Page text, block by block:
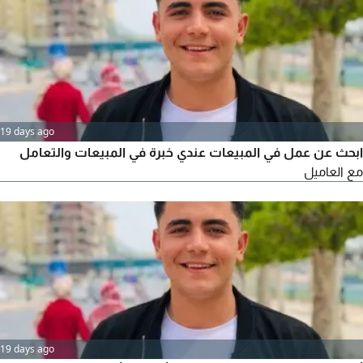
19 days ago
ابحث عن عمل في المبيعات عندي خبرة في المبيعات والتعامل
مع العاميل
19 days ago